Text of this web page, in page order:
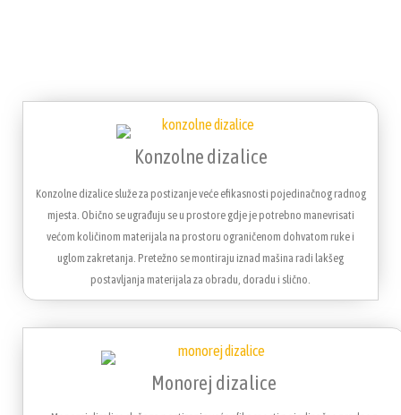
Konzolne dizalice
Konzolne dizalice služe za postizanje veće efikasnosti pojedinačnog radnog
mjesta. Obično se ugrađuju se u prostore gdje je potrebno manevrisati
većom količinom materijala na prostoru ograničenom dohvatom ruke i
uglom zakretanja. Pretežno se montiraju iznad mašina radi lakšeg
postavljanja materijala za obradu, doradu i slično.
Monorej dizalice